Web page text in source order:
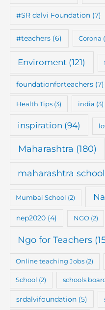
#SR dalvi Foundation (7)
#teachers (6) Corona
Enviroment (121)
foundationforteachers (7)
Health Tips(3) india (3)
inspiration (94)
Maharashtra (180)
maharashtra school
Mumbai School (2)
nep2020(4) NGO(2)
Ngo for Teachers
Online teaching Jobs (2)
School (2) schools
srdalvifoundation (5)